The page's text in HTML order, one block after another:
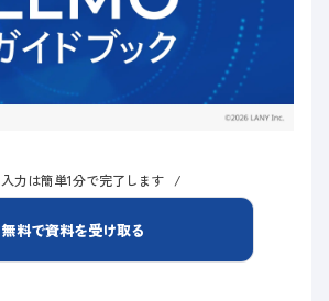
入力は簡単1分で完了します
無料で資料を受け取る